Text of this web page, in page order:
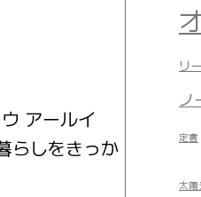
アールイ
らしをきっか
リ
ノ
定書
太